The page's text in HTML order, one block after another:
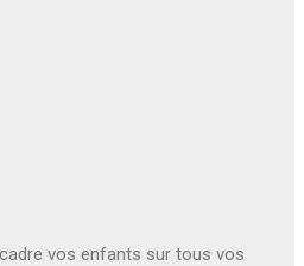
vos enfants sur tous vos